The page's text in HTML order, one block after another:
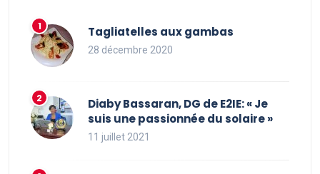
Tagliatelles aux gambas
28 décembre 2020
Diaby Bassaran, DG de E2IE: « Je
suis une passionnée du solaire »
11 juillet 2021